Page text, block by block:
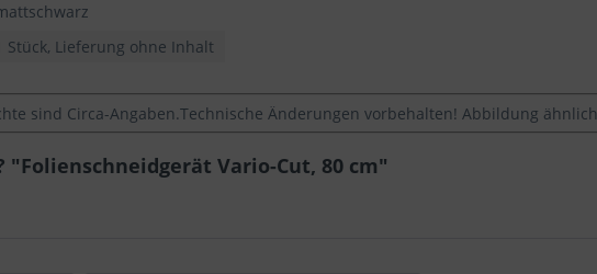
Stück, Lieferung ohne Inhalt
sind Circa-Angaben.Technische Änderungen vorbehalten! Abbildung ähnlich
"Folienschneidgerät Vario-Cut, 80 cm"